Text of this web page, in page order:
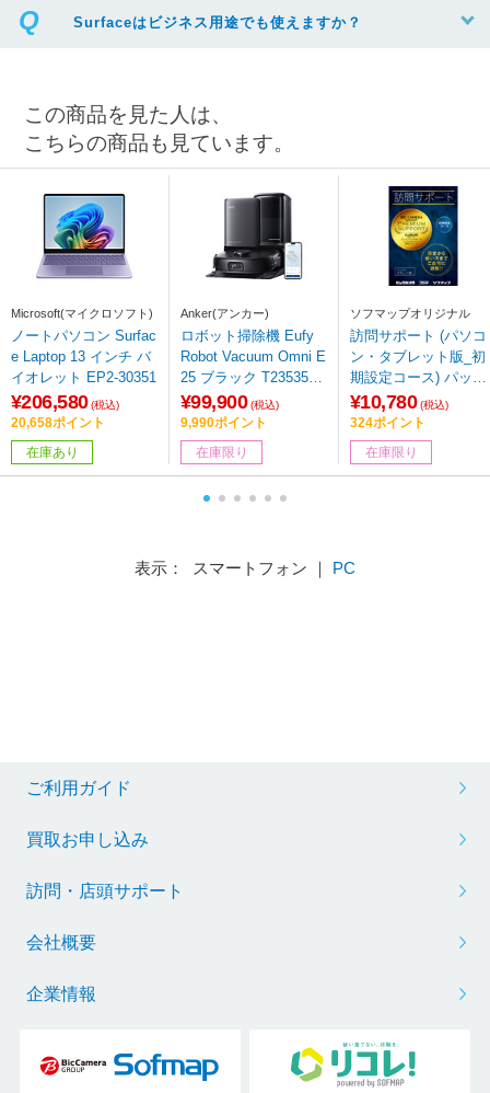
Surfaceはビジネス用途でも使えますか？
この商品を見た人は、
こちらの商品も見ています。
Microsoft(マイクロソフト)
ノートパソコン Surfac
e Laptop 13 インチ バ
イオレット EP2-30351
¥206,580 (税込)
20,658ポイント
在庫あり
Anker(アンカー)
ロボット掃除機 Eufy
Robot Vacuum Omni E
25 ブラック T2353511
［吸引＋拭くタイプ
（水拭き）］
¥99,900 (税込)
9,990ポイント
在庫限り
ソフマップオリジナル
訪問サポート (パソコ
ン・タブレット版_初
期設定コース) パッケ
ージ版 ※訪問対応エ
アをご確認ください
【852】
¥10,780 (税込)
324ポイント
在庫限り
表示： スマートフォン ｜ PC
ご利用ガイド
買取お申し込み
訪問・店頭サポート
会社概要
企業情報